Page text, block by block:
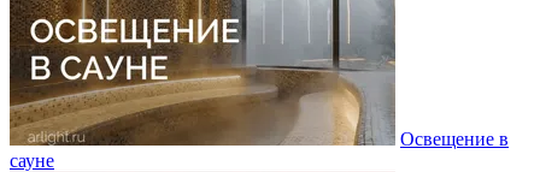
Освещение в
сауне